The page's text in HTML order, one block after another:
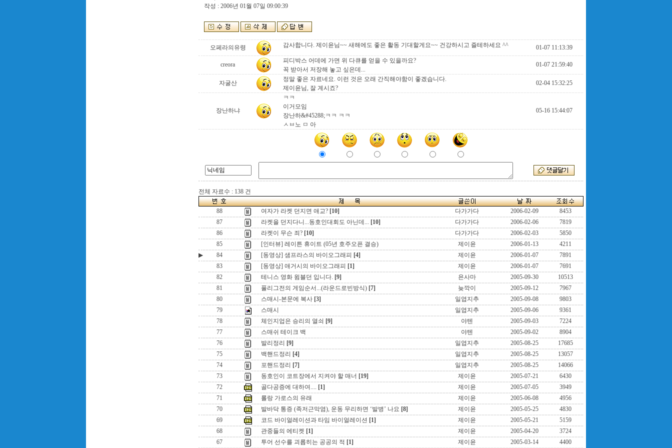
작성 : 2006년 01월 07일 09:00:39
오페라의유령 감사합니다. 제이윤님~~ 새해에도 좋은 활동 기대할게요~~ 건강하시고 즐테하세요 ^^ 01-07 11:13:39
creora
피디박스 어데에 가면 위 다큐를 얻을 수 있을까요?
꼭 받아서 저장해 놓고 싶은데...
01-07 21:59:40
자굴산
정말 좋은 자료네요. 이런 것은 오래 간직해야함이 좋겠습니다.
제이윤님, 잘 계시죠?
02-04 15:32:25
장난하냐
ㅋㅋ
이거모임
장난하&#45288;ㅋㅋ ㅋㅋ
ㅅㅂ노 ㅁ 아
05-16 15:44:07
전체 자료수 : 138 건
88 여자가 라켓 던지면 애교? [10] 다가가다 2006-02-09
8453
87
라켓을 던지다니...동호인대회도 아닌데... [10] 다가가다 2006-02-06
7819
86
라켓이 무슨 죄? [10] 다가가다 2006-02-03
5850
85
[인터뷰] 레이튼 휴이트 (05년 호주오픈 결승) 제이윤 2006-01-13
4211
▶
84 [동영상] 샘프라스의 바이오그래피 [4] 제이윤 2006-01-07
7891
83
[동영상] 애거시의 바이오그래피 [1] 제이윤 2006-01-07
7691
82
테니스 영화 윔블던 입니다. [9] 욘사마 2005-09-30
10513
81
풀리그전의 게임순서...(라운드로빈방식) [7] 늦깍이 2005-09-12
7967
80
스매시-본문에 복사 [3] 일엽지추 2005-09-08
9803
79
스매시 일엽지추 2005-09-06
9361
78
체인지업은 승리의 열쇠 [9] 야텐 2005-09-03
7224
77
스매쉬 테이크 백 야텐 2005-09-02
8904
76
발리정리 [9] 일엽지추 2005-08-25
17685
75
백핸드정리 [4] 일엽지추 2005-08-25
13057
74
포핸드정리 [7] 일엽지추 2005-08-25
14066
73
동호인이 코트장에서 지켜야 할 매너 [19] 제이윤 2005-07-21
6430
72
골다공증에 대하여.... [1] 제이윤 2005-07-05
3949
71
롤랑 가로스의 유래 제이윤 2005-06-08
4956
70
발바닥 통증 (족저근막염), 운동 무리하면 ‘발병’ 나요 [8] 제이윤 2005-05-25
4830
69
코드 바이얼레이션과 타임 바이얼레이션 [1] 제이윤 2005-05-21
5159
68
관중들의 에티켓 [1] 제이윤 2005-04-20
3724
67
투어 선수를 괴롭히는 공공의 적 [1] 제이윤 2005-03-14 4400